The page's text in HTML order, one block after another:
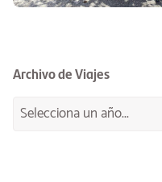
Archivo de Viajes